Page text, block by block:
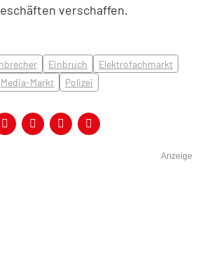
verschaffen.
Einbruch
Elektrofachmarkt
Media-Markt
Polizei
Anzeige